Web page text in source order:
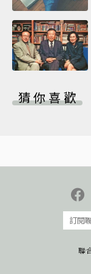
猜你喜歡
聯